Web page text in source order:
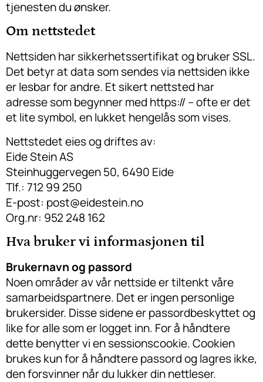
tjenesten du ønsker.
Om nettstedet
Nettsiden har sikkerhetssertifikat og bruker SSL.
Det betyr at data som sendes via nettsiden ikke
er lesbar for andre. Et sikert nettsted har
adresse som begynner med https:// – ofte er det
et lite symbol, en lukket hengelås som vises.
Nettstedet eies og driftes av:
Eide Stein AS
Steinhuggervegen 50, 6490 Eide
Tlf.: 712 99 250
E-post: post@eidestein.no
Org.nr: 952 248 162
Hva bruker vi informasjonen til
Brukernavn og passord
Noen områder av vår nettside er tiltenkt våre
samarbeidspartnere. Det er ingen personlige
brukersider. Disse sidene er passordbeskyttet og
like for alle som er logget inn. For å håndtere
dette benytter vi en sessionscookie. Cookien
brukes kun for å håndtere passord og lagres ikke,
den forsvinner når du lukker din nettleser.